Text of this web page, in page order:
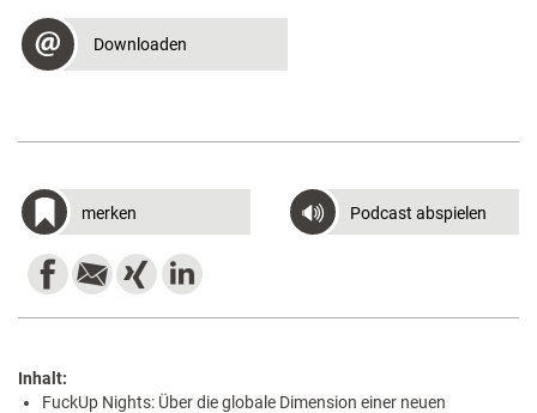
Downloaden
merken Podcast abspielen
Inhalt:
FuckUp Nights: Über die globale Dimension einer neuen